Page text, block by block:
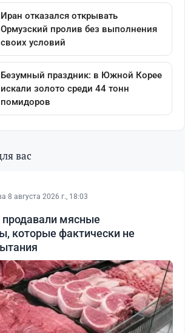
вас
·8 августа 2026 г., 18:03
мясные
которые фактически не